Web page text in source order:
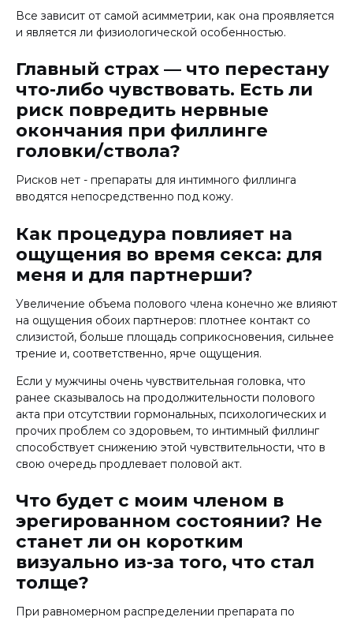
Все зависит от самой асимметрии, как она проявляется
и является ли физиологической особенностью.
Главный страх — что перестану
что-либо чувствовать. Есть ли
риск повредить нервные
окончания при филлинге
головки/ствола?
Рисков нет - препараты для интимного филлинга
вводятся непосредственно под кожу.
Как процедура повлияет на
ощущения во время секса: для
меня и для партнерши?
Увеличение объема полового члена конечно же влияют
на ощущения обоих партнеров: плотнее контакт со
слизистой, больше площадь соприкосновения, сильнее
трение и, соответственно, ярче ощущения.
Если у мужчины очень чувствительная головка, что
ранее сказывалось на продолжительности полового
акта при отсутствии гормональных, психологических и
прочих проблем со здоровьем, то интимный филлинг
способствует снижению этой чувствительности, что в
свою очередь продлевает половой акт.
Что будет с моим членом в
эрегированном состоянии? Не
станет ли он коротким
визуально из-за того, что стал
толще?
При равномерном распределении препарата по